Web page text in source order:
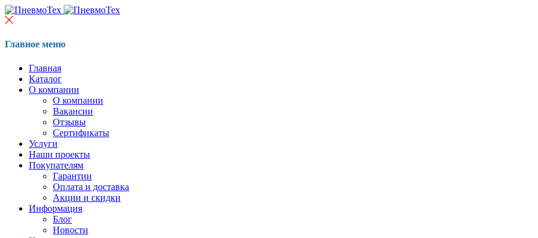
Главное меню
Главная
Каталог
О компании
О компании
Вакансии
Отзывы
Сертификаты
Услуги
Наши проекты
Покупателям
Гарантии
Оплата и доставка
Акции и скидки
Информация
Блог
Новости